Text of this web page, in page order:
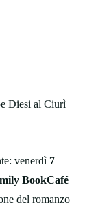
Diesi al Ciurì
venerdì 7
BookCafé
del romanzo